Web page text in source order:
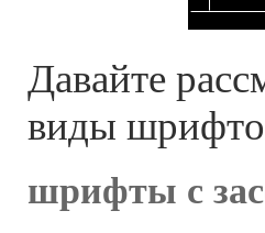
Давайте
виды
шрифты с